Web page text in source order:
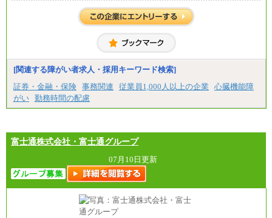
※職務経験等を考慮し決定いたします。
※試用期間中も給与に変更はございません
[関連する障がい者求人・採用キーワード検索]
証券・金融・保険 事務関連 従業員1,000人以上の企業
心臓機能障
がい 勤務時間の配慮
富士通株式会社・富士通グループ
07月10日更新